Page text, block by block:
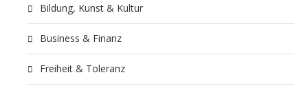
Bildung, Kunst & Kultur
Business & Finanz
Freiheit & Toleranz